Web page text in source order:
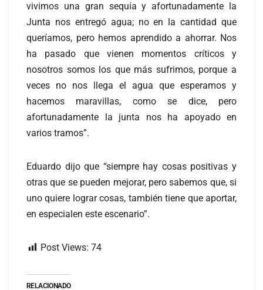
vivimos una gran sequía y afortunadamente la
Junta nos entregó agua; no en la cantidad que
queríamos, pero hemos aprendido a ahorrar. Nos
ha pasado que vienen momentos críticos y
nosotros somos los que más sufrimos, porque a
veces no nos llega el agua que esperamos y
hacemos maravillas, como se dice, pero
afortunadamente la junta nos ha apoyado en
varios tramos”.
Eduardo dijo que “siempre hay cosas positivas y
otras que se pueden mejorar, pero sabemos que, si
uno quiere lograr cosas, también tiene que aportar,
en especialen este escenario”.
Post Views: 74
RELACIONADO